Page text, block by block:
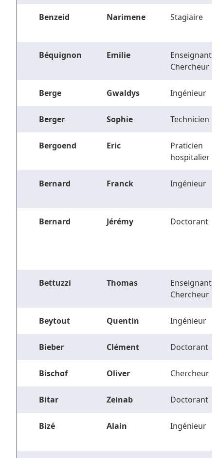
Benzeid Narimene Stagiaire
Béquignon Emilie
Enseignant-
Chercheur
Berge Gwaldys Ingénieur
Berger Sophie Technicien
Bergoend Eric
Praticien
hospitalier
Bernard Franck Ingénieur
Bernard Jérémy Doctorant
Bettuzzi Thomas
Enseignant-
Chercheur
Beytout Quentin Ingénieur
Bieber Clément Doctorant
Bischof Oliver Chercheur
Bitar Zeinab Doctorant
Bizé Alain Ingénieur